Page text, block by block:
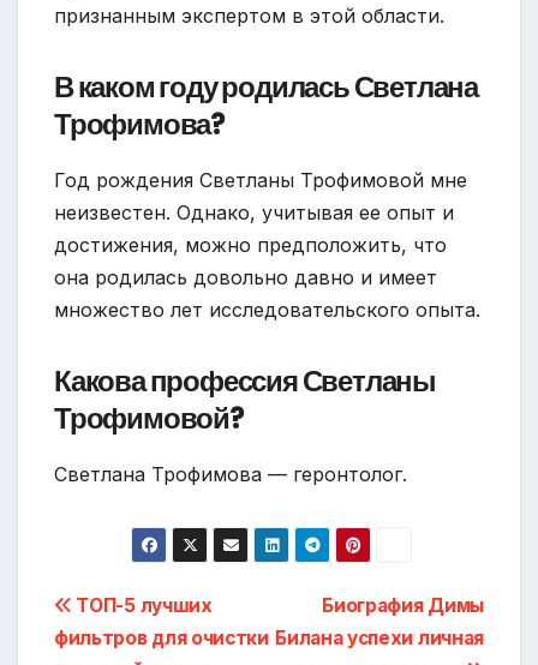
признанным экспертом в этой области.
В каком году родилась Светлана
Трофимова?
Год рождения Светланы Трофимовой мне
неизвестен. Однако, учитывая ее опыт и
достижения, можно предположить, что
она родилась довольно давно и имеет
множество лет исследовательского опыта.
Какова профессия Светланы
Трофимовой?
Светлана Трофимова — геронтолог.
Навигация
Биография Димы
Билана успехи личная
ТОП-5 лучших
фильтров для очистки